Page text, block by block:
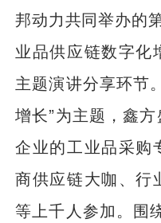
邦动力共同举办的
业品供应链数字化
主题演讲分享环节
增长”为主题，鑫
企业的工业品采购
商供应链大咖、行
等上千人参加。围